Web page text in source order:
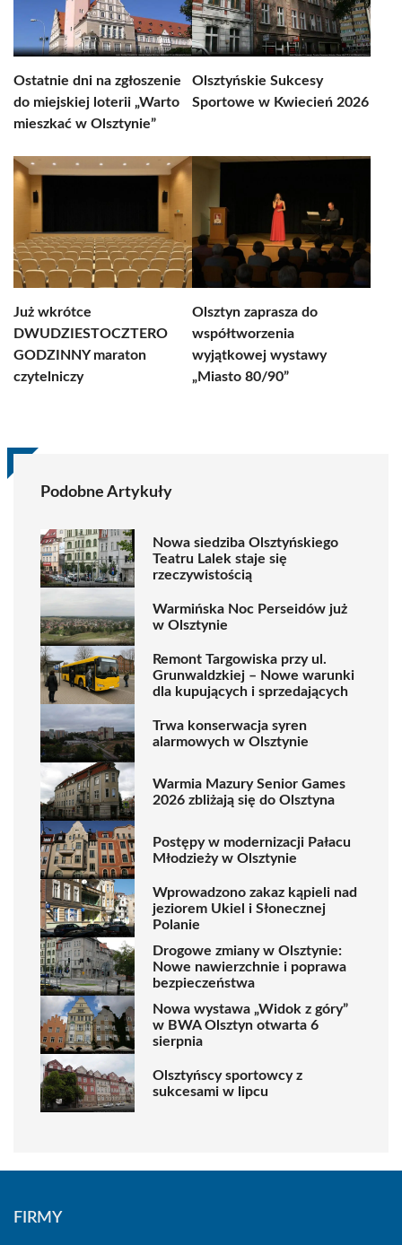
Ostatnie dni na zgłoszenie
do miejskiej loterii „Warto
mieszkać w Olsztynie”
Olsztyńskie Sukcesy
Sportowe w Kwiecień 2026
Już wkrótce
DWUDZIESTOCZTERO
GODZINNY maraton
czytelniczy
Olsztyn zaprasza do
współtworzenia
wyjątkowej wystawy
„Miasto 80/90”
Podobne Artykuły
Nowa siedziba Olsztyńskiego
Teatru Lalek staje się
rzeczywistością
Warmińska Noc Perseidów już
w Olsztynie
Remont Targowiska przy ul.
Grunwaldzkiej – Nowe warunki
dla kupujących i sprzedających
Trwa konserwacja syren
alarmowych w Olsztynie
Warmia Mazury Senior Games
2026 zbliżają się do Olsztyna
Postępy w modernizacji Pałacu
Młodzieży w Olsztynie
Wprowadzono zakaz kąpieli nad
jeziorem Ukiel i Słonecznej
Polanie
Drogowe zmiany w Olsztynie:
Nowe nawierzchnie i poprawa
bezpieczeństwa
Nowa wystawa „Widok z góry”
w BWA Olsztyn otwarta 6
sierpnia
Olsztyńscy sportowcy z
sukcesami w lipcu
FIRMY